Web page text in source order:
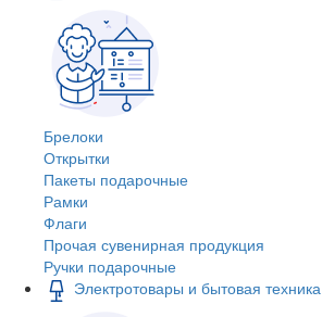
Брелоки
Открытки
Пакеты подарочные
Рамки
Флаги
Прочая сувенирная продукция
Ручки подарочные
Электротовары и бытовая техника